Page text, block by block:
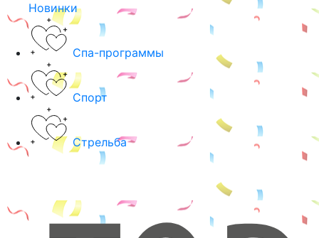
Новинки
Спа-программы
Спорт
Стрельба